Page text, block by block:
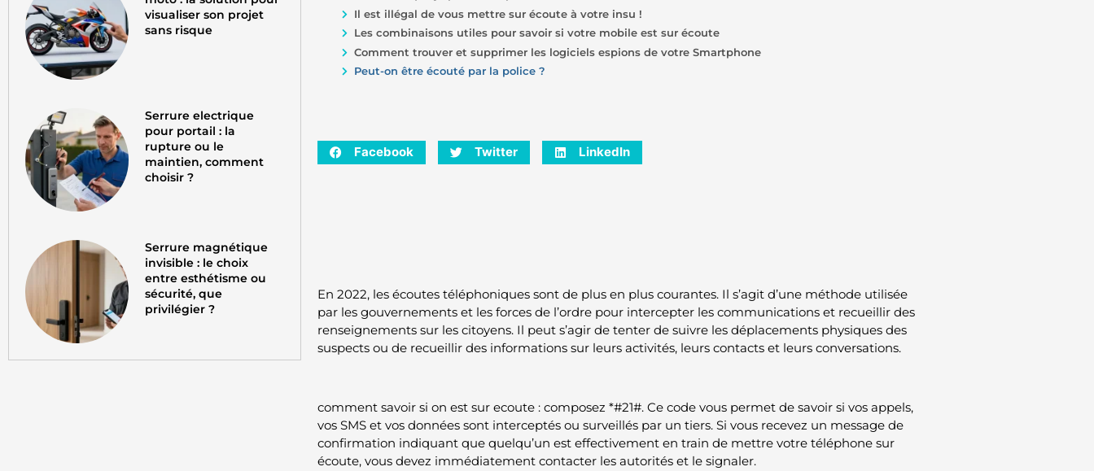
visualiser son projet
sans risque
Serrure electrique
pour portail : la
rupture ou le
maintien, comment
choisir ?
Serrure magnétique
invisible : le choix
entre esthétisme ou
sécurité, que
privilégier ?
Il est illégal de vous mettre sur écoute à votre insu !
Les combinaisons utiles pour savoir si votre mobile est sur écoute
Comment trouver et supprimer les logiciels espions de votre Smartphone
Peut-on être écouté par la police ?
Facebook Twitter LinkedIn
En 2022, les écoutes téléphoniques sont de plus en plus courantes. Il s’agit d’une méthode utilisée
par les gouvernements et les forces de l’ordre pour intercepter les communications et recueillir des
renseignements sur les citoyens. Il peut s’agir de tenter de suivre les déplacements physiques des
suspects ou de recueillir des informations sur leurs activités, leurs contacts et leurs conversations.
comment savoir si on est sur ecoute : composez *#21#. Ce code vous permet de savoir si vos appels,
vos SMS et vos données sont interceptés ou surveillés par un tiers. Si vous recevez un message de
confirmation indiquant que quelqu’un est effectivement en train de mettre votre téléphone sur
écoute, vous devez immédiatement contacter les autorités et le signaler.